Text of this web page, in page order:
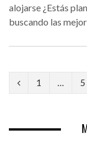
alojarse ¿Estás
buscando las
P
1 … 5